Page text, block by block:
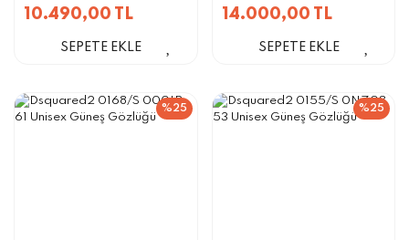
10.490,00 TL
SEPETE EKLE
14.000,00 TL
SEPETE EKLE
%25 %25